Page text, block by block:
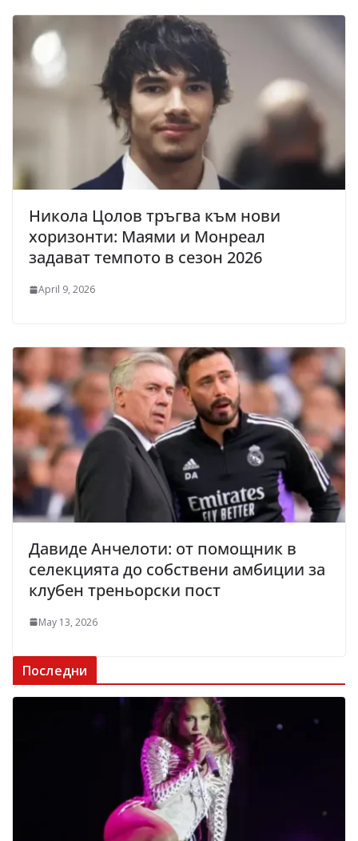
Никола Цолов тръгва към нови
хоризонти: Маями и Монреал
задават темпото в сезон 2026
April 9, 2026
Давиде Анчелоти: от помощник в
селекцията до собствени амбиции за
клубен треньорски пост
May 13, 2026
Последни